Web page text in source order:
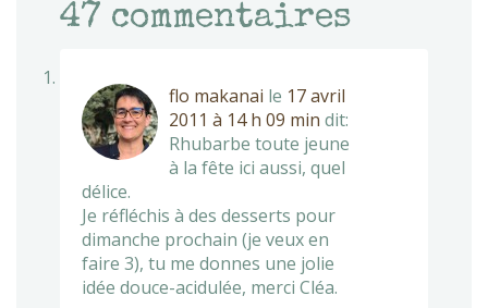
47 commentaires
flo makanai le 17 avril
2011 à 14 h 09 min dit:
Rhubarbe toute jeune
à la fête ici aussi, quel
délice.
Je réfléchis à des desserts pour
dimanche prochain (je veux en
faire 3), tu me donnes une jolie
idée douce-acidulée, merci Cléa.